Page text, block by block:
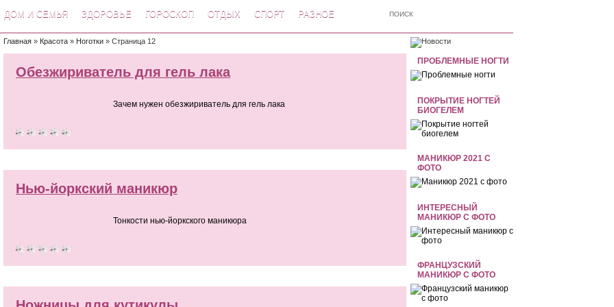
ДОМ И СЕМЬЯ ЗДОРОВЬЕ ГОРОСКОП ОТДЫХ СПОРТ РАЗНОЕ
ПРОБЛЕМНЫЕ НОГТИ
ПОКРЫТИЕ НОГТЕЙ
БИОГЕЛЕМ
МАНИКЮР 2021 С
ФОТО
ИНТЕРЕСНЫЙ
МАНИКЮР С ФОТО
ФРАНЦУЗСКИЙ
МАНИКЮР C ФОТО
Главная » Красота » Ноготки » Страница 12
Обезжириватель для гель лака
Зачем нужен обезжириватель для гель лака
Нью-йоркский маникюр
Тонкости нью-йоркского маникюра